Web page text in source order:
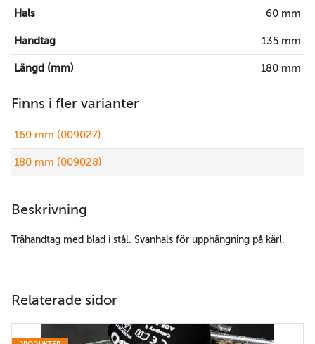
Hals 60 mm
Handtag 135 mm
Längd (mm) 180 mm
Finns i fler varianter
160 mm (009027)
180 mm (009028)
Beskrivning
Trähandtag med blad i stål. Svanhals för upphängning på kärl.
Relaterade sidor